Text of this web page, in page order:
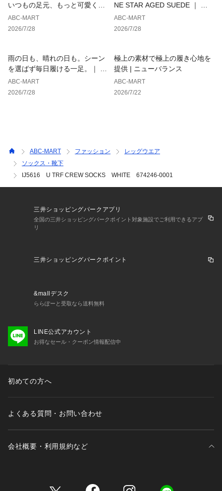
上記サイズ表は各部位の目安寸法となります。
製品の仕上がり寸法ではございません。
商品を入れる袋が破損していた場合、代用（他メーカーを含）
の袋を使用する場合がございます。
商品保護を主としたものですので、どうかご了承下さい。
いつもの足元、もっと可愛くア
ップデート
ABC-MART
2026/7/28
NE STAR AGED SUEDE ｜ コ
ンバース
ABC-MART
2026/7/28
雨の日も、晴れの日も。シーン
を選ばず毎日履ける一足。｜ ホ
ーキンス
ABC-MART
2026/7/28
極上の素材で極上の履き心地を
提供 | ニューバランス
ABC-MART
2026/7/22
ABC-MART ファッション
レッグウエア
ソックス・靴下
IJ5616 U TRF CREW SOCKS WHITE 674246-0001
三井ショッピングパークアプリ
全国の三井ショッピングパークポイント対象施設でご利用できるアプ
リ
三井ショッピングパークポイント
&mallデスク
ららぽーと受取なら送料無料
LINE公式アカウント
お得なセール・クーポン情報配信中
初めての方へ
よくある質問・お問い合わせ
会社概要・利用規約など